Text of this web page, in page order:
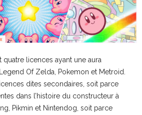
quatre licences ayant une aura
Of Zelda, Pokemon et Metroid.
dites secondaires, soit parce
dans l’histoire du constructeur à
Pikmin et Nintendog, soit parce